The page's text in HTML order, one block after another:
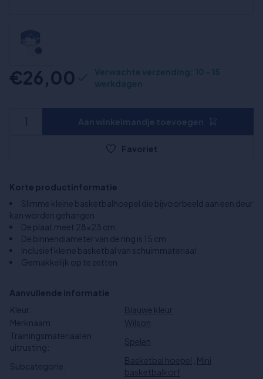
€26,00
Verwachte verzending: 10 - 15
werkdagen
Favoriet
Korte productinformatie
Slimme kleine basketbalhoepel die bijvoorbeeld aan een deur
kan worden gehangen
De plaat meet 28x23 cm
De binnendiameter van de ring is 15 cm
Inclusief kleine basketbal van schuimmateriaal
Gemakkelijk op te zetten
Aanvullende informatie
Kleur:
Blauwe kleur
Merknaam:
Wilson
Trainingsmateriaal en
uitrusting:
Spelen
Subcategorie:
Basketbal hoepel Mini
basketbalkorf